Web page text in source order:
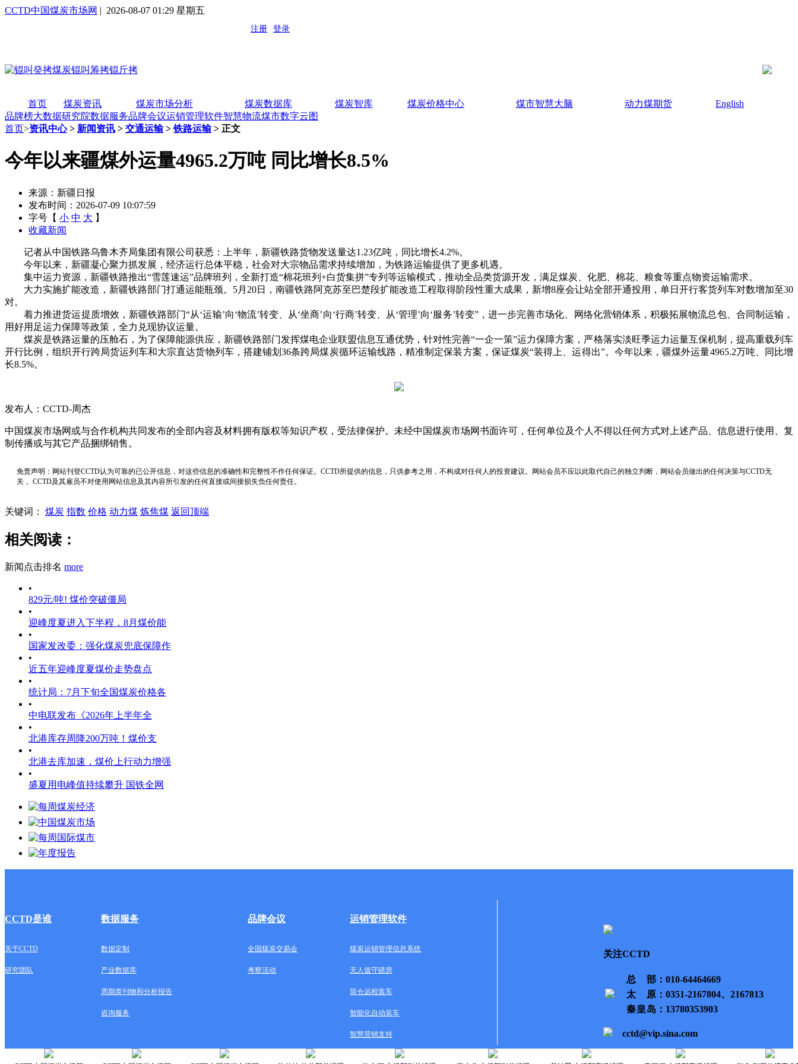
CCTD中国煤炭市场网 | 2026-08-07 01:29 星期五
首页 煤炭资讯 煤炭市场分析 煤炭数据库 煤炭智库 煤炭价格中心 煤市智慧大脑 动力煤期货
English
品牌榜大数据研究院数据服务品牌会议运销管理软件智慧物流煤市数字云图
首页>资讯中心> 新闻资讯 > 交通运输> 铁路运输> 正文
今年以来疆煤外运量4965.2万吨 同比增长8.5%
来源：新疆日报
发布时间：2026-07-09 10:07:59
字号【 小 中 大 】
收藏新闻
记者从中国铁路乌鲁木齐局集团有限公司获悉：上半年，新疆铁路货物发送量达1.23亿吨，同比增长4.2%。
今年以来，新疆凝心聚力抓发展，经济运行总体平稳，社会对大宗物品需求持续增加，为铁路运输提供了更多机遇。
集中运力资源，新疆铁路推出“雪莲速运”品牌班列，全新打造“棉花班列+白货集拼”专列等运输模式，推动全品类货源开发，满足煤炭、化肥、棉花、粮食等重点物资运输需求。
大力实施扩能改造，新疆铁路部门打通运能瓶颈。5月20日，南疆铁路阿克苏至巴楚段扩能改造工程取得阶段性重大成果，新增8座会让站全部开通投用，单日开行客货列车对数增加至30
对。
着力推进货运提质增效，新疆铁路部门“从‘运输’向‘物流’转变、从‘坐商’向‘行商’转变、从‘管理’向‘服务’转变”，进一步完善市场化、网络化营销体系，积极拓展物流总包、合同制运输，
用好用足运力保障等政策，全力兑现协议运量。
煤炭是铁路运量的压舱石，为了保障能源供应，新疆铁路部门发挥煤电企业联盟信息互通优势，针对性完善“一企一策”运力保障方案，严格落实淡旺季运力运量互保机制，提高重载列车
开行比例，组织开行跨局货运列车和大宗直达货物列车，搭建铺划36条跨局煤炭循环运输线路，精准制定保装方案，保证煤炭“装得上、运得出”。今年以来，疆煤外运量4965.2万吨、同比增
长8.5%。
发布人：CCTD-周杰
中国煤炭市场网或与合作机构共同发布的全部内容及材料拥有版权等知识产权，受法律保护。未经中国煤炭市场网书面许可，任何单位及个人不得以任何方式对上述产品、信息进行使用、复
制传播或与其它产品捆绑销售。
免责声明：网站刊登CCTD认为可靠的已公开信息，对这些信息的准确性和完整性不作任何保证。CCTD所提供的信息，只供参考之用，不构成对任何人的投资建议。网站会员不应以此取代自己的独立判断，网站会员做出的任何决策与CCTD无
关， CCTD及其雇员不对使用网站信息及其内容所引发的任何直接或间接损失负任何责任。
关键词： 煤炭 指数 价格 动力煤 炼焦煤 返回顶端
相关阅读：
新闻点击排名 more
•
829元/吨! 煤价突破僵局
•
迎峰度夏进入下半程，8月煤价能
•
国家发改委：强化煤炭兜底保障作
•
近五年迎峰度夏煤价走势盘点
•
统计局：7月下旬全国煤炭价格各
•
中电联发布《2026年上半年全
•
北港库存周降200万吨！煤价支
•
北港去库加速，煤价上行动力增强
•
盛夏用电峰值持续攀升 国铁全网
CCTD是谁 数据服务 品牌会议 运销管理软件
关于CCTD 数据定制 全国煤炭交易会 煤炭运销管理信息系统
研究团队 产业数据库 考察活动 无人值守磅房
周期类刊物和分析报告 筒仓远程装车
咨询服务 智能化自动装车
智慧营销支持
关注CCTD
总部 ：010-64464669
太原 ：0351-2167804、2167813
秦皇岛 ：13780353903
cctd@vip.sina.com